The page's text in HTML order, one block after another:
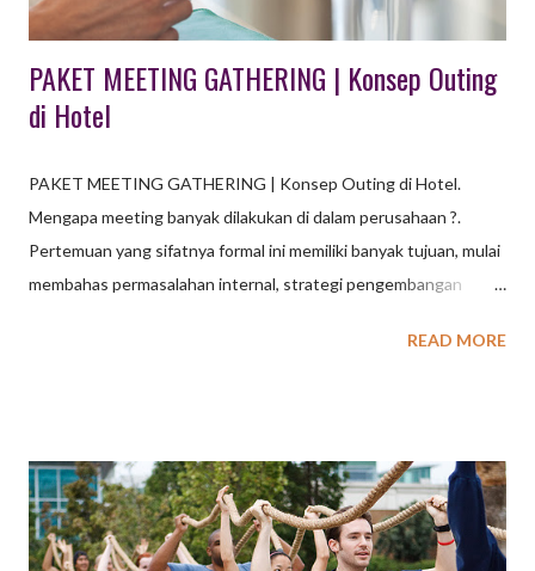
menikmati keg...
PAKET MEETING GATHERING | Konsep Outing
di Hotel
PAKET MEETING GATHERING | Konsep Outing di Hotel.
Mengapa meeting banyak dilakukan di dalam perusahaan ?.
Pertemuan yang sifatnya formal ini memiliki banyak tujuan, mulai
membahas permasalahan internal, strategi pengembangan
koordinasi dengan pihak ketiga. Agar kegiatan meeting ini dapat
diselesaikan. Apalagi apabila setiap bagian membuat daftar / list
permasalahan yang harus dikoordinasikan. Pasti akan sangat
banyak sekali dan memang penting untuk dilakukan meeting.
READ MORE